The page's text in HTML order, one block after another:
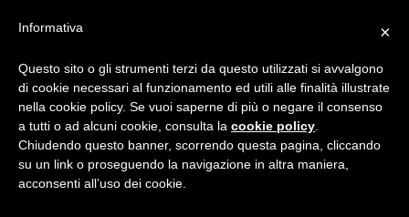
NOTIZIE DI DANZA IN ITALIA E ALL’ESTERO, PER DANZATORI,
TAG ARCHIVE
Les nuits barbares
×
Informativa
Questo sito o gli strumenti terzi da questo utilizzati si avvalgono
di cookie necessari al funzionamento ed utili alle finalità illustrate
nella cookie policy. Se vuoi saperne di più o negare il consenso
a tutti o ad alcuni cookie, consulta la cookie policy
Chiudendo questo banner, scorrendo questa pagina, cliccando
su un link o proseguendo la navigazione in altra maniera,
acconsenti all’uso dei cookie.